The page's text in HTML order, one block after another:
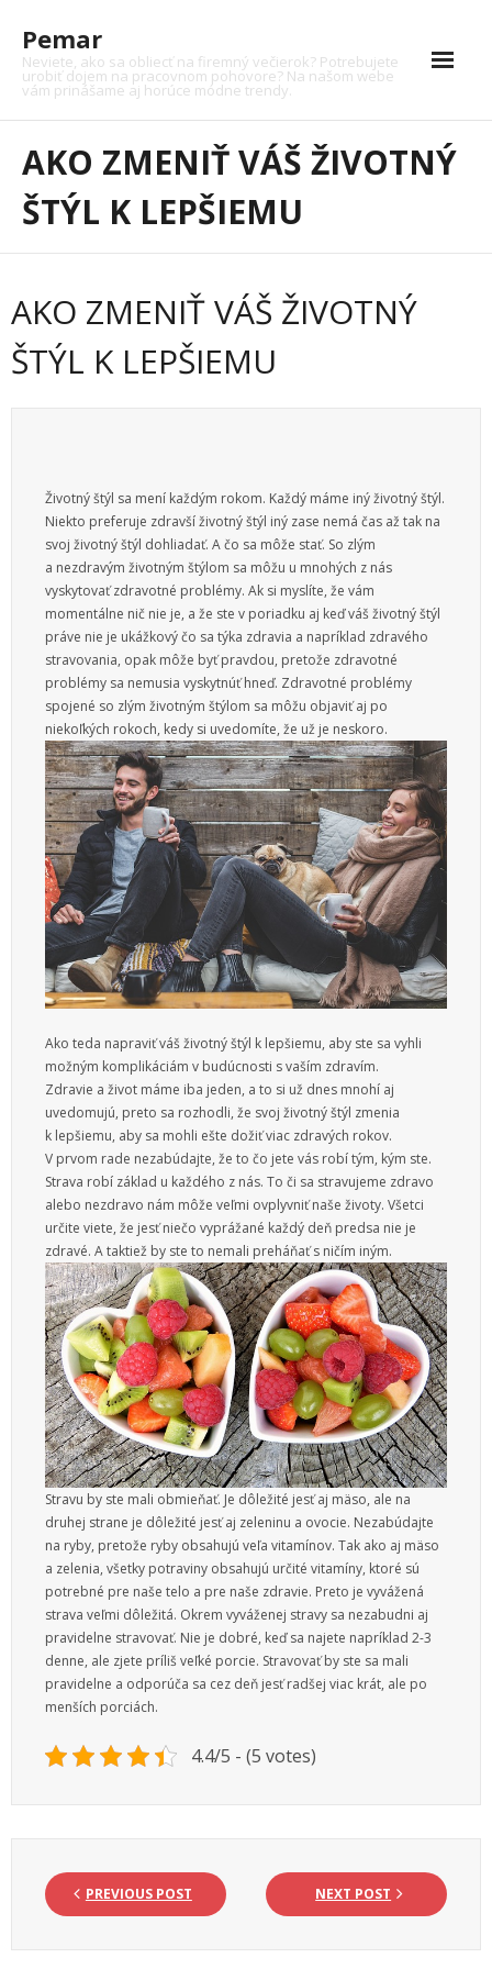
content
Pemar
Neviete, ako sa obliecť na firemný večierok? Potrebujete
urobiť dojem na pracovnom pohovore? Na našom webe
vám prinášame aj horúce módne trendy.
Auto moto
Krása
Kultúra
Služby
Vzdelanie
Vzťahy
Web
Zábava
Životný štýl
AKO ZMENIŤ VÁŠ ŽIVOTNÝ
ŠTÝL K LEPŠIEMU
AKO ZMENIŤ VÁŠ ŽIVOTNÝ
ŠTÝL K LEPŠIEMU
Životný štýl sa mení každým rokom. Každý máme iný životný štýl.
Niekto preferuje zdravší životný štýl iný zase nemá čas až tak na
svoj životný štýl dohliadať. A čo sa môže stať. So zlým
a nezdravým životným štýlom sa môžu u mnohých z nás
vyskytovať zdravotné problémy. Ak si myslíte, že vám
momentálne nič nie je, a že ste v poriadku aj keď váš životný štýl
práve nie je ukážkový čo sa týka zdravia a napríklad zdravého
stravovania, opak môže byť pravdou, pretože zdravotné
problémy sa nemusia vyskytnúť hneď. Zdravotné problémy
spojené so zlým životným štýlom sa môžu objaviť aj po
niekoľkých rokoch, kedy si uvedomíte, že už je neskoro.
Ako teda napraviť váš životný štýl k lepšiemu, aby ste sa vyhli
možným komplikáciám v budúcnosti s vaším zdravím.
Zdravie a život máme iba jeden, a to si už dnes mnohí aj
uvedomujú, preto sa rozhodli, že svoj životný štýl zmenia
k lepšiemu, aby sa mohli ešte dožiť viac zdravých rokov.
V prvom rade nezabúdajte, že to čo jete vás robí tým, kým ste.
Strava robí základ u každého z nás. To či sa stravujeme zdravo
alebo nezdravo nám môže veľmi ovplyvniť naše životy. Všetci
určite viete, že jesť niečo vyprážané každý deň predsa nie je
zdravé. A taktiež by ste to nemali preháňať s ničím iným.
Stravu by ste mali obmieňať. Je dôležité jesť aj mäso, ale na
druhej strane je dôležité jesť aj zeleninu a ovocie. Nezabúdajte
na ryby, pretože ryby obsahujú veľa vitamínov. Tak ako aj mäso
a zelenia, všetky potraviny obsahujú určité vitamíny, ktoré sú
potrebné pre naše telo a pre naše zdravie. Preto je vyvážená
strava veľmi dôležitá. Okrem vyváženej stravy sa nezabudni aj
pravidelne stravovať. Nie je dobré, keď sa najete napríklad 2-3
denne, ale zjete príliš veľké porcie. Stravovať by ste sa mali
pravidelne a odporúča sa cez deň jesť radšej viac krát, ale po
menších porciách.
4.4/5 - (5 votes)
PREVIOUS POST NEXT POST